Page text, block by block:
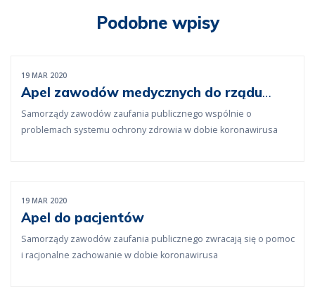
Podobne wpisy
19 MAR 2020
Apel zawodów medycznych do rządu
polskiego
Samorządy zawodów zaufania publicznego wspólnie o
problemach systemu ochrony zdrowia w dobie koronawirusa
19 MAR 2020
Apel do pacjentów
Samorządy zawodów zaufania publicznego zwracają się o pomoc
i racjonalne zachowanie w dobie koronawirusa